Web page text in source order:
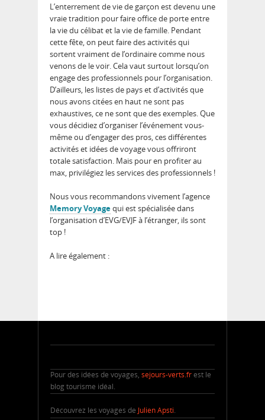
L’enterrement de vie de garçon est devenu une
vraie tradition pour faire office de porte entre
la vie du célibat et la vie de famille. Pendant
cette fête, on peut faire des activités qui
sortent vraiment de l’ordinaire comme nous
venons de le voir. Cela vaut surtout lorsqu’on
engage des professionnels pour l’organisation.
D’ailleurs, les listes de pays et d’activités que
nous avons citées en haut ne sont pas
exhaustives, ce ne sont que des exemples. Que
vous décidiez d’organiser l’événement vous-
même ou d’engager des pros, ces différentes
activités et idées de voyage vous offriront
totale satisfaction. Mais pour en profiter au
max, privilégiez les services des professionnels !
Nous vous recommandons vivement l’agence
Memory Voyagequi est spécialisée dans
l’organisation d’EVG/EVJF à l’étranger, ils sont
top !
A lire également :
Pour des idées de voyages, sejours-verts.frest le
blog tourisme idéal.
Découvrez les voyages de Julien Apsti.